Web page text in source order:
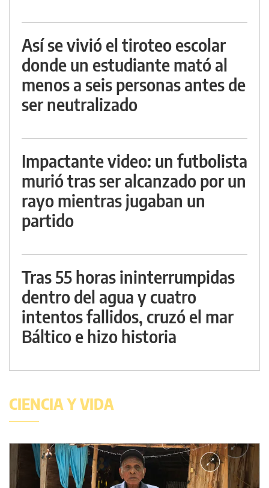
Así se vivió el tiroteo escolar
donde un estudiante mató al
menos a seis personas antes de
ser neutralizado
Impactante video: un futbolista
murió tras ser alcanzado por un
rayo mientras jugaban un
partido
Tras 55 horas ininterrumpidas
dentro del agua y cuatro
intentos fallidos, cruzó el mar
Báltico e hizo historia
CIENCIA Y VIDA